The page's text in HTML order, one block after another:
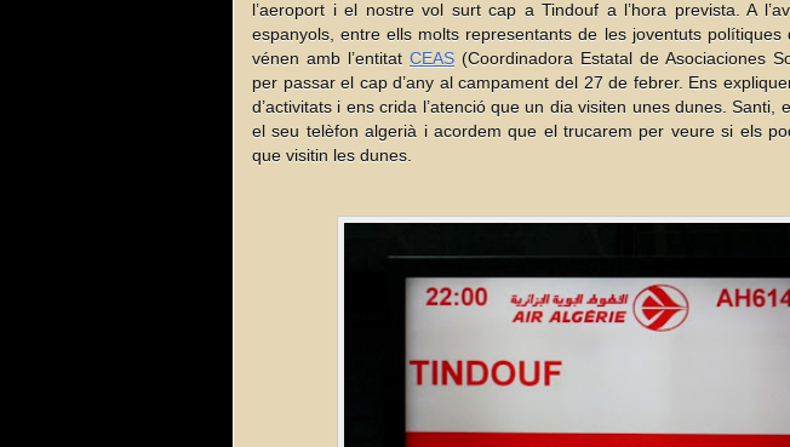
l’aeroport i el nostre vol surt cap a Tindouf a l’hora prevista. A
espanyols, entre ells molts representants de les joventuts
vénen amb l’entitat CEAS (Coordinadora Estatal de Asociaciones
per passar el cap d’any al campament del 27 de febrer. Ens
d’activitats i ens crida l’atenció que un dia visiten unes dunes. Santi,
el seu telèfon algerià i acordem que el trucarem per veure si els
que visitin les dunes.